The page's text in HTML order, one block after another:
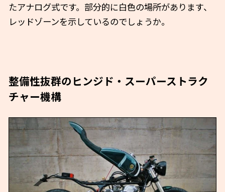
たアナログ式です。部分的に白色の場所があります、
レッドゾーンを示しているのでしょうか。
整備性抜群のヒンジド・スーパーストラク
チャー機構